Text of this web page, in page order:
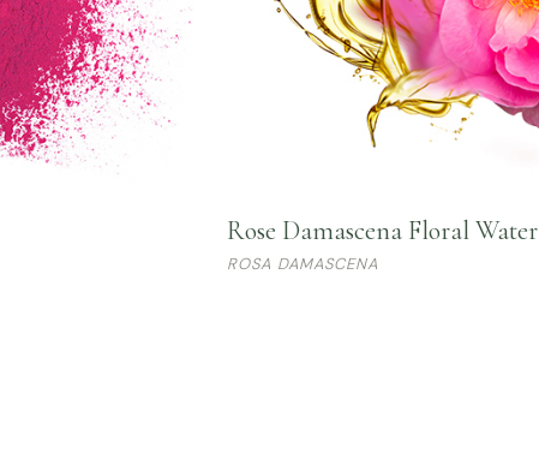
Rose Damascena Floral Water
ROSA DAMASCENA